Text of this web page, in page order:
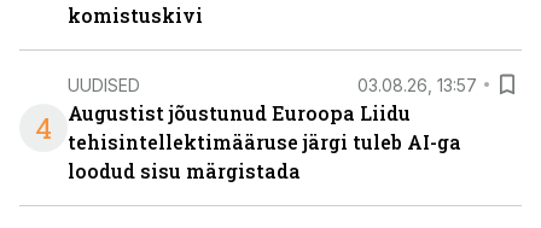
komistuskivi
4
UUDISED 03.08.26, 13:57
Augustist jõustunud Euroopa Liidu
tehisintellektimääruse järgi tuleb AI-ga
loodud sisu märgistada